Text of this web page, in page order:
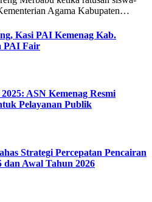
Agama Kabupaten…
Kasi PAI Kemenag Kab.
PAI Fair
ASN Kemenag Resmi
Pelayanan Publik
Strategi Percepatan Pencairan
Awal Tahun 2026